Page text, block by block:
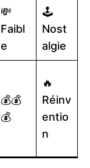
💸
Faibl
e
🕹️
Nost
algie
💰💰
💰
🔥
Réinv
entio
n